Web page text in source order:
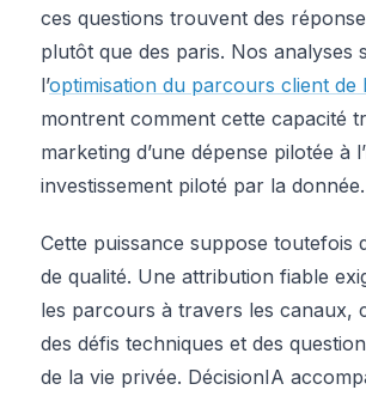
ces questions trouvent des
plutôt que des paris. Nos analyses
l’optimisation du parcours client de
montrent comment cette capacité
marketing d’une dépense pilotée à
investissement piloté par la donnée.
Cette puissance suppose toutefois
de qualité. Une attribution fiable
les parcours à travers les canaux,
des défis techniques et des
de la vie privée. DécisionIA